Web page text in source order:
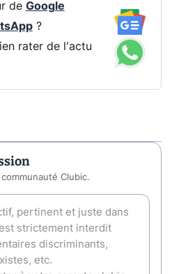
de Google
?
rater de l'actu
Clubic.